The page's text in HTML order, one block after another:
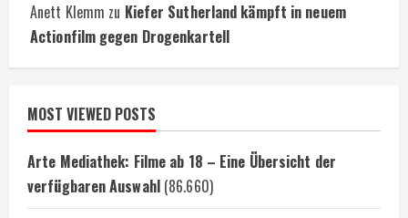
Anett Klemm zu Kiefer Sutherland kämpft in neuem
Actionfilm gegen Drogenkartell
MOST VIEWED POSTS
Arte Mediathek: Filme ab 18 – Eine Übersicht der
verfügbaren Auswahl (86.660)